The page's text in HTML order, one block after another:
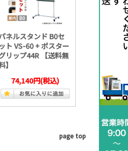
ネルスタンド B0セ
ット VS-60 + ポスター
リップ44R 【送料無
】
74,140円(税込)
page top